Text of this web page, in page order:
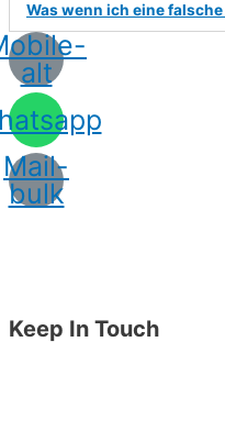
Was wenn ich eine
alt
Mail-
bulk
Keep In Touch